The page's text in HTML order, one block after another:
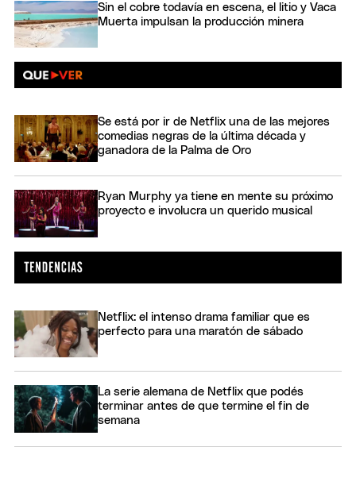
Sin el cobre todavía en escena, el litio y Vaca
Muerta impulsan la producción minera
Se está por ir de Netflix una de las mejores
comedias negras de la última década y
ganadora de la Palma de Oro
Ryan Murphy ya tiene en mente su próximo
proyecto e involucra un querido musical
Netflix: el intenso drama familiar que es
perfecto para una maratón de sábado
La serie alemana de Netflix que podés
terminar antes de que termine el fin de
semana